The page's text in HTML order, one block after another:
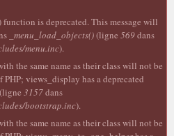
function is deprecated. This message will
_menu_load_objects()(ligne 569dans
menu.inc).
the same name as their class will not be
views_display has a deprecated
(ligne 3157dans
bootstrap.inc).
the same name as their class will not be